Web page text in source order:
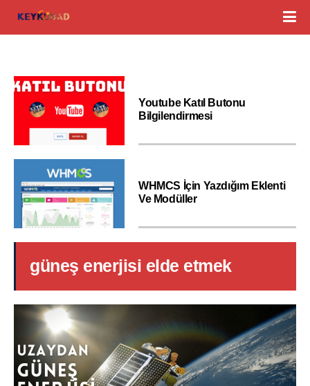
Youtube Katıl Butonu
Bilgilendirmesi
WHMCS İçin Yazdığım Eklenti
Ve Modüller
güneş enerjisi elde etmek